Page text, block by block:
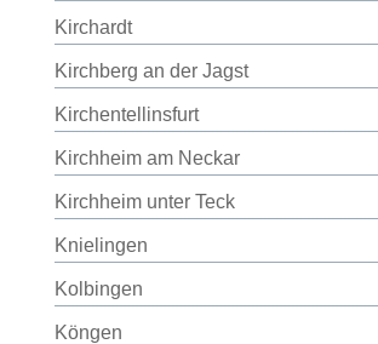
Kirchardt
Kirchberg an der Jagst
Kirchentellinsfurt
Kirchheim am Neckar
Kirchheim unter Teck
Knielingen
Kolbingen
Köngen